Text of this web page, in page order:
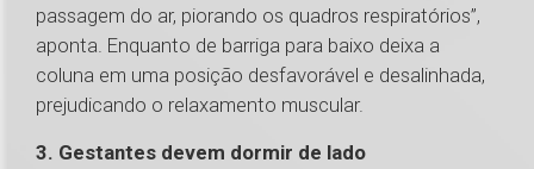
passagem do ar, piorando os quadros respiratórios”,
aponta. Enquanto de barriga para baixo deixa a
coluna em uma posição desfavorável e desalinhada,
prejudicando o relaxamento muscular.
3. Gestantes devem dormir de lado